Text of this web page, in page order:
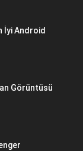
İyi Android
Görüntüsü